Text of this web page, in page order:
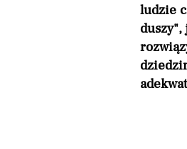
ludzie
duszy",